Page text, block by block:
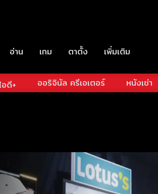
อ่าน เกม ตาตั้ง เพิ่มเติม
ออริจินัล ครีเอเตอร์ หนังเช่า